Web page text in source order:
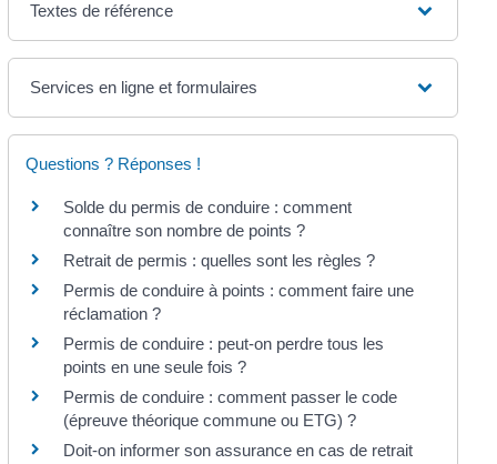
Textes de référence
Services en ligne et formulaires
Questions ? Réponses !
Solde du permis de conduire : comment
connaître son nombre de points ?
Retrait de permis : quelles sont les règles ?
Permis de conduire à points : comment faire une
réclamation ?
Permis de conduire : peut-on perdre tous les
points en une seule fois ?
Permis de conduire : comment passer le code
(épreuve théorique commune ou ETG) ?
Doit-on informer son assurance en cas de retrait